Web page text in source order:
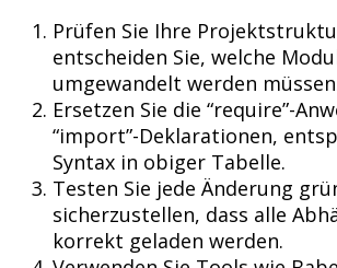
Prüfen Sie Ihre
entscheiden Sie, welche
umgewandelt werden
Ersetzen Sie die “require”-
“import”-Deklarationen,
Syntax in obiger Tabelle.
Testen Sie jede Änderung
sicherzustellen, dass alle
korrekt geladen werden.